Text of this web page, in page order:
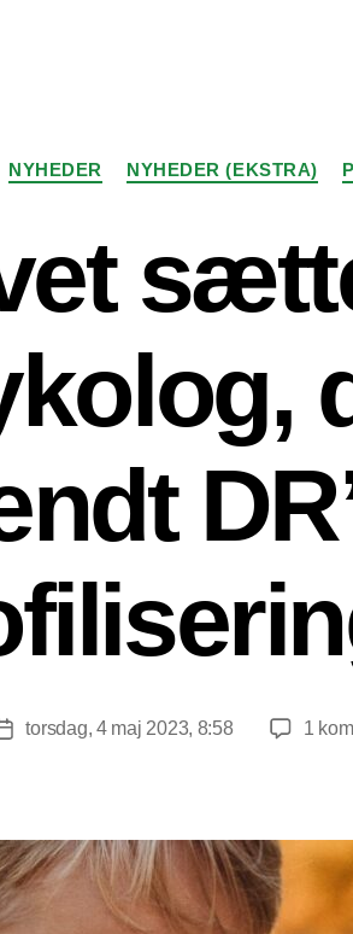
Kategorier
NYHEDER NYHEDER (EKSTRA)
Indlægsdato
torsdag, 4 maj 2023, 8:58 1